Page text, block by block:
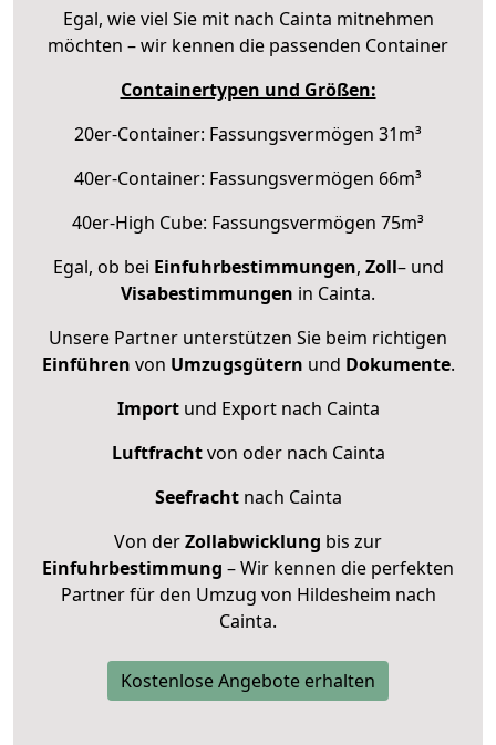
Egal, wie viel Sie mit nach Cainta mitnehmen
möchten – wir kennen die passenden Container
Containertypen und Größen:
20er-Container: Fassungsvermögen 31m³
40er-Container: Fassungsvermögen 66m³
40er-High Cube: Fassungsvermögen 75m³
Egal, ob bei Einfuhrbestimmungen, Zoll– und
Visabestimmungen in Cainta.
Unsere Partner unterstützen Sie beim richtigen
Einführen von Umzugsgütern und Dokumente.
Importund Export nach Cainta
Luftfrachtvon oder nach Cainta
Seefrachtnach Cainta
Von derZollabwicklung bis zur
Einfuhrbestimmung – Wir kennen die perfekten
Partner für den Umzug von Hildesheim nach
Cainta.
Kostenlose Angebote erhalten